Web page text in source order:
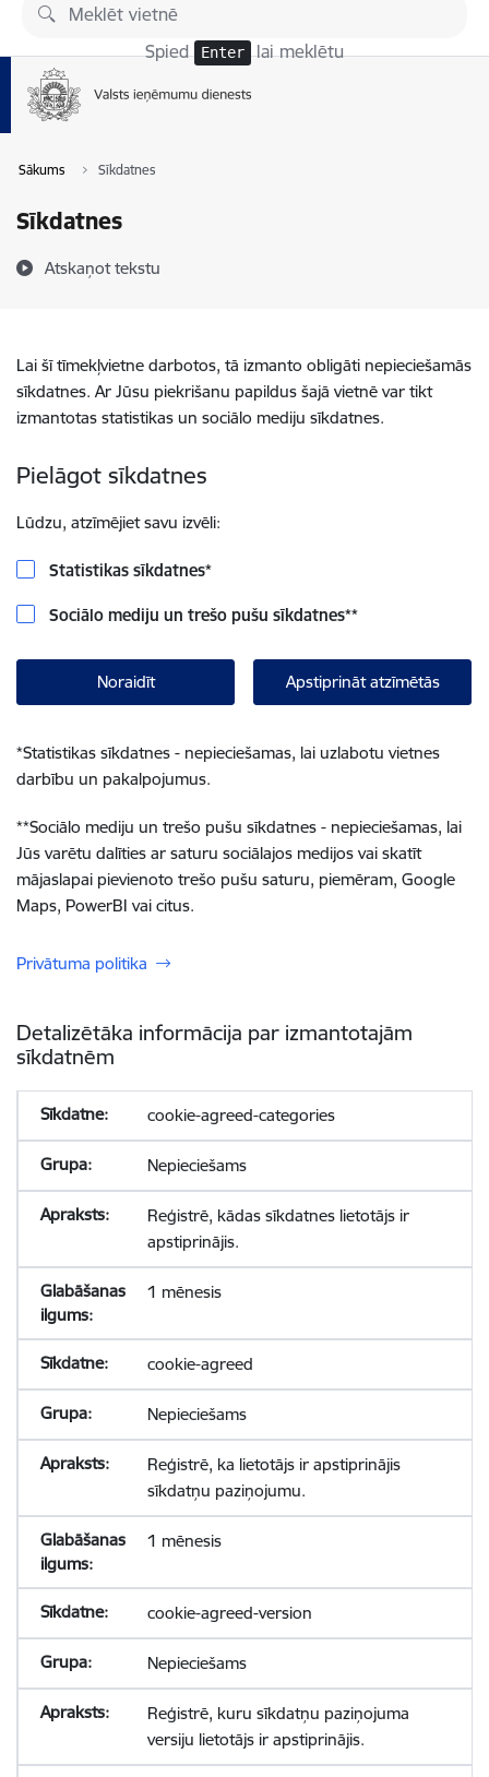
Pāriet uz lapas saturu
Spied Enter lai meklētu
Sākums Sīkdatnes
Sīkdatnes
Atskaņot tekstu
Lai šī tīmekļvietne darbotos, tā izmanto obligāti nepieciešamās
sīkdatnes. Ar Jūsu piekrišanu papildus šajā vietnē var tikt
izmantotas statistikas un sociālo mediju sīkdatnes.
Pielāgot sīkdatnes
Lūdzu, atzīmējiet savu izvēli:
Statistikas sīkdatnes*
Sociālo mediju un trešo pušu sīkdatnes**
Noraidīt Apstiprināt atzīmētās
*Statistikas sīkdatnes - nepieciešamas, lai uzlabotu vietnes
darbību un pakalpojumus.
**Sociālo mediju un trešo pušu sīkdatnes - nepieciešamas, lai
Jūs varētu dalīties ar saturu sociālajos medijos vai skatīt
mājaslapai pievienoto trešo pušu saturu, piemēram, Google
Maps, PowerBI vai citus.
Privātuma politika
Detalizētāka informācija par izmantotajām
sīkdatnēm
cookie-agreed-categories
Nepieciešams
Reģistrē, kādas sīkdatnes lietotājs ir
apstiprinājis.
1 mēnesis
cookie-agreed
Nepieciešams
Reģistrē, ka lietotājs ir apstiprinājis
sīkdatņu paziņojumu.
1 mēnesis
cookie-agreed-version
Nepieciešams
Reģistrē, kuru sīkdatņu paziņojuma
versiju lietotājs ir apstiprinājis.